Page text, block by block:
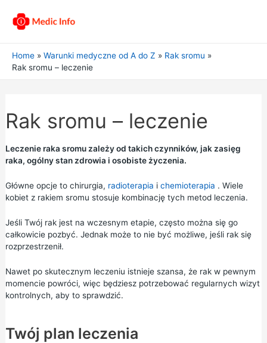
Home Warunki medyczne od A do Z
Rak sromu
Rak sromu – leczenie
Rak sromu – leczenie
Leczenie raka sromu zależy od takich czynników, jak zasięg
raka, ogólny stan zdrowia i osobiste życzenia.
Główne opcje to chirurgia, radioterapia i chemioterapia . Wiele
kobiet z rakiem sromu stosuje kombinację tych metod leczenia.
Jeśli Twój rak jest na wczesnym etapie, często można się go
całkowicie pozbyć. Jednak może to nie być możliwe, jeśli rak się
rozprzestrzenił.
Nawet po skutecznym leczeniu istnieje szansa, że rak w pewnym
momencie powróci, więc będziesz potrzebować regularnych wizyt
kontrolnych, aby to sprawdzić.
Twój plan leczenia